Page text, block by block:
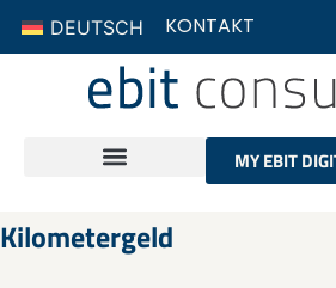
KONTAKT
DEUTSCH
MY EBIT
Kilometergeld